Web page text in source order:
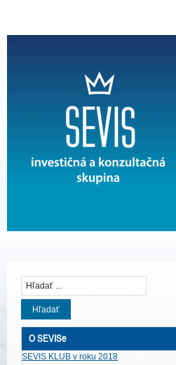
Hľadať
O SEVISe
SEVIS KLUB v roku 2018